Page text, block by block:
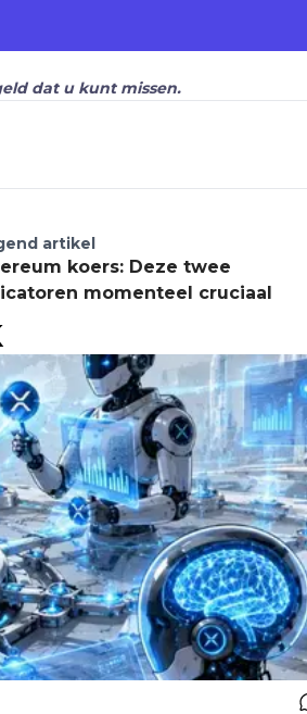
dat u kunt missen.
artikel
koers: Deze twee
momenteel cruciaal